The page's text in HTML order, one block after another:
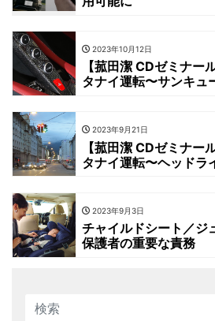
2023年10月12日
【菰田潔 CDゼミナー
タナイ運転〜サンキュ
2023年9月21日
【菰田潔 CDゼミナー
タナイ運転〜ヘッドラ
2023年9月3日
チャイルドシート／ジ
保護者の重要な責務